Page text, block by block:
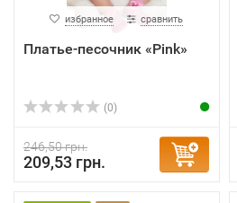
избранное сравнить
Платье-песочник «Pink»
(0)
246,50 грн.
209,53 грн.